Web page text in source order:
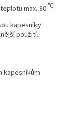
max. 80 °C
kapesníky
použití.
kapesníkům